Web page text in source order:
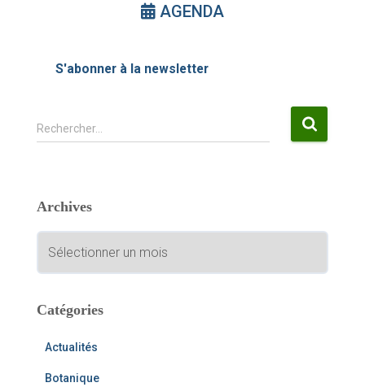
AGENDA
S'abonner à la newsletter
R
r
r
:
Rechercher…
Archives
c
iCatégories
Actualités
Botanique